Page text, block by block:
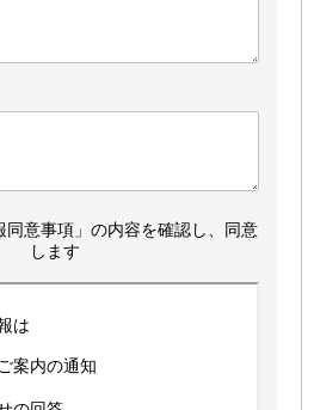
同意事項」の内容を確認し、同意
します